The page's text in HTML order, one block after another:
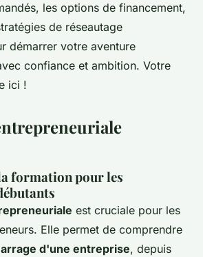
les options de financement,
de réseautage
démarrer votre aventure
confiance et ambition. Votre
ici !
formation pour les
est cruciale pour les
Elle permet de comprendre
d'une entreprise, depuis